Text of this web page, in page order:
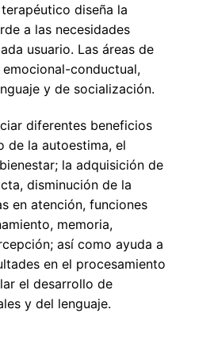
diseña la
a las necesidades
usuario. Las áreas de
conductual,
y de socialización.
diferentes beneficios
de la autoestima, el
la adquisición de
disminución de la
en atención, funciones
memoria,
así como ayuda a
en el procesamiento
el desarrollo de
y del lenguaje.